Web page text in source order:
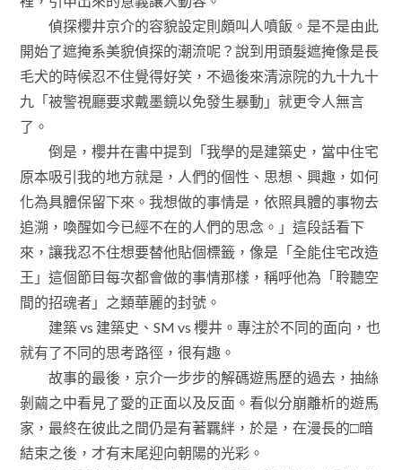
偵探櫻井京介的容貌設定則頗叫人噴飯。是不是由此
開始了遮掩系美貌偵探的潮流呢？說到用頭髮遮掩像是長
毛犬的時候忍不住覺得好笑，不過後來清涼院的九十九十
九「被警視廳要求戴墨鏡以免發生暴動」就更令人無言
了。
倒是，櫻井在書中提到「我學的是建築史，當中住宅
原本吸引我的地方就是，人們的個性、思想、興趣，如何
化為具體保留下來。我想做的事情是，依照具體的事物去
追溯，喚醒如今已經不在的人們的思念。」這段話看下
來，讓我忍不住想要替他貼個標籤，像是「全能住宅改造
王」這個節目每次都會做的事情那樣，稱呼他為「聆聽空
間的招魂者」之類華麗的封號。
建築 vs 建築史、SM vs 櫻井。專注於不同的面向，也
就有了不同的思考路徑，很有趣。
故事的最後，京介一步步的解碼遊馬歷的過去，抽絲
剝繭之中看見了愛的正面以及反面。看似分崩離析的遊馬
家，最終在彼此之間仍是有著羈絆，於是，在漫長的□暗
結束之後，才有末尾迎向朝陽的光彩。